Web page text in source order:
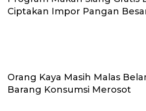
Ciptakan Impor Pangan
Orang Kaya Masih Malas
Barang Konsumsi Merosot